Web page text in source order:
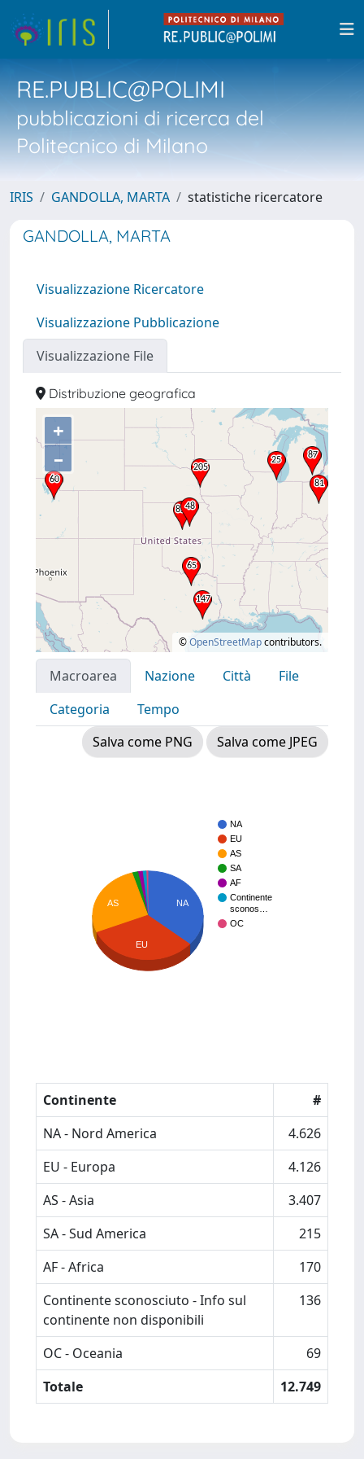
RE.PUBLIC@POLIMI
pubblicazioni di ricerca del
Politecnico di Milano
IRIS GANDOLLA, MARTA statistiche ricercatore
GANDOLLA, MARTA
Visualizzazione Ricercatore
Visualizzazione Pubblicazione
Visualizzazione File
Distribuzione geografica
+
–
©OpenStreetMapcontributors.
Macroarea Nazione Città
File
Categoria
Tempo
Salva come PNG
Salva come JPEG
NA
EU
AS
SA
AF
Continente
sconos…
OC
NA
AS
EU
Continente
#
NA - Nord America
4.626
EU - Europa
4.126
AS - Asia
3.407
SA - Sud America
215
AF - Africa
170
Continente sconosciuto - Info sul
continente non disponibili
136
OC - Oceania
69
Totale
12.749